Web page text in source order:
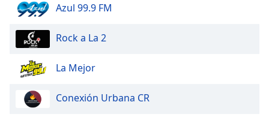
Opacity
Caption
Area
Background
Color
Azul 99.9 FM
Rock a La 2
La Mejor
Conexión Urbana CR